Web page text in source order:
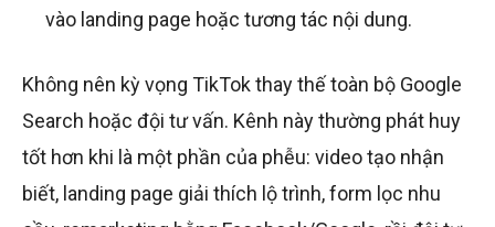
vào landing page hoặc tương tác nội dung.
Không nên kỳ vọng TikTok thay thế toàn bộ Google
Search hoặc đội tư vấn. Kênh này thường phát huy
tốt hơn khi là một phần của phễu: video tạo nhận
biết, landing page giải thích lộ trình, form lọc nhu